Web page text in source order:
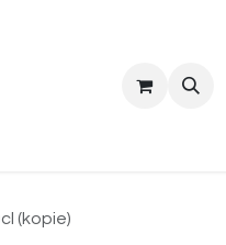
Événements
(kopie)